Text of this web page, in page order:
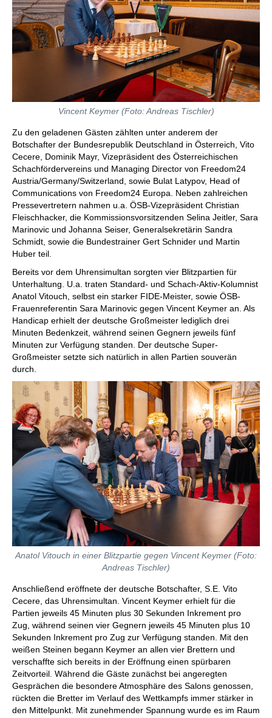
Vincent Keymer (Foto: Andreas Tischler)
Zu den geladenen Gästen zählten unter anderem der
Botschafter der Bundesrepublik Deutschland in Österreich, Vito
Cecere, Dominik Mayr, Vizepräsident des Österreichischen
Schachfördervereins und Managing Director von Freedom24
Austria/Germany/Switzerland, sowie Bulat Latypov, Head of
Communications von Freedom24 Europa. Neben zahlreichen
Pressevertretern nahmen u.a. ÖSB-Vizepräsident Christian
Fleischhacker, die Kommissionsvorsitzenden Selina Jeitler, Sara
Marinovic und Johanna Seiser, Generalsekretärin Sandra
Schmidt, sowie die Bundestrainer Gert Schnider und Martin
Huber teil.
Bereits vor dem Uhrensimultan sorgten vier Blitzpartien für
Unterhaltung. U.a. traten Standard- und Schach-Aktiv-Kolumnist
Anatol Vitouch, selbst ein starker FIDE-Meister, sowie ÖSB-
Frauenreferentin Sara Marinovic gegen Vincent Keymer an. Als
Handicap erhielt der deutsche Großmeister lediglich drei
Minuten Bedenkzeit, während seinen Gegnern jeweils fünf
Minuten zur Verfügung standen. Der deutsche Super-
Großmeister setzte sich natürlich in allen Partien souverän
durch.
Anatol Vitouch in einer Blitzpartie gegen Vincent Keymer (Foto:
Andreas Tischler)
Anschließend eröffnete der deutsche Botschafter, S.E. Vito
Cecere, das Uhrensimultan. Vincent Keymer erhielt für die
Partien jeweils 45 Minuten plus 30 Sekunden Inkrement pro
Zug, während seinen vier Gegnern jeweils 45 Minuten plus 10
Sekunden Inkrement pro Zug zur Verfügung standen. Mit den
weißen Steinen begann Keymer an allen vier Brettern und
verschaffte sich bereits in der Eröffnung einen spürbaren
Zeitvorteil. Während die Gäste zunächst bei angeregten
Gesprächen die besondere Atmosphäre des Salons genossen,
rückten die Bretter im Verlauf des Wettkampfs immer stärker in
den Mittelpunkt. Mit zunehmender Spannung wurde es im Raum